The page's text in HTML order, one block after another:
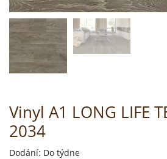
Vinyl A1 LONG LIFE
2034
Dodání: Do týdne